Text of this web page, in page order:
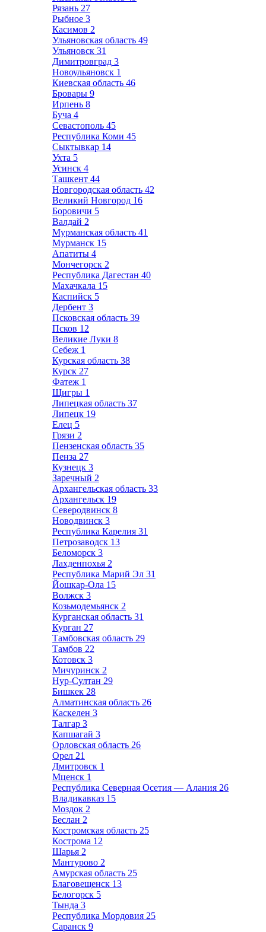
Рязань 27
Рыбное 3
Касимов 2
Ульяновская область 49
Ульяновск 31
Димитровград 3
Новоульяновск 1
Киевская область 46
Бровары 9
Ирпень 8
Буча 4
Севастополь 45
Республика Коми 45
Сыктывкар 14
Ухта 5
Усинск 4
Ташкент 44
Новгородская область 42
Великий Новгород 16
Боровичи 5
Валдай 2
Мурманская область 41
Мурманск 15
Апатиты 4
Мончегорск 2
Республика Дагестан 40
Махачкала 15
Каспийск 5
Дербент 3
Псковская область 39
Псков 12
Великие Луки 8
Себеж 1
Курская область 38
Курск 27
Фатеж 1
Щигры 1
Липецкая область 37
Липецк 19
Елец 5
Грязи 2
Пензенская область 35
Пенза 27
Кузнецк 3
Заречный 2
Архангельская область 33
Архангельск 19
Северодвинск 8
Новодвинск 3
Республика Карелия 31
Петрозаводск 13
Беломорск 3
Лахденпохья 2
Республика Марий Эл 31
Йошкар-Ола 15
Волжск 3
Козьмодемьянск 2
Курганская область 31
Курган 27
Тамбовская область 29
Тамбов 22
Котовск 3
Мичуринск 2
Нур-Султан 29
Бишкек 28
Алматинская область 26
Каскелен 3
Талгар 3
Капшагай 3
Орловская область 26
Орел 21
Дмитровск 1
Мценск 1
Республика Северная Осетия — Алания 26
Владикавказ 15
Моздок 2
Беслан 2
Костромская область 25
Кострома 12
Шарья 2
Мантурово 2
Амурская область 25
Благовещенск 13
Белогорск 5
Тында 3
Республика Мордовия 25
Саранск 9